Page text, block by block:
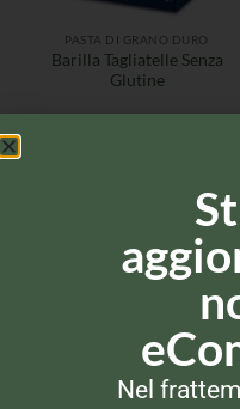
PASTA DI GRANO DURO
Barilla Tagliatelle Senza
Glutine
PASTA DI GRANO DURO
Nel